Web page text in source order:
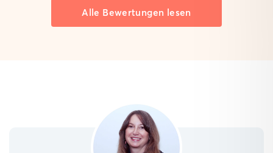
Alle Bewertungen lesen